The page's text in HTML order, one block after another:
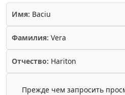
Имя: Baciu
Фамилия: Vera
Отчество: Hariton
Прежде чем запросить